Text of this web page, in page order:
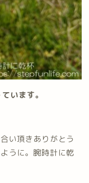
います。
い頂きありがとう
うに。腕時計に乾